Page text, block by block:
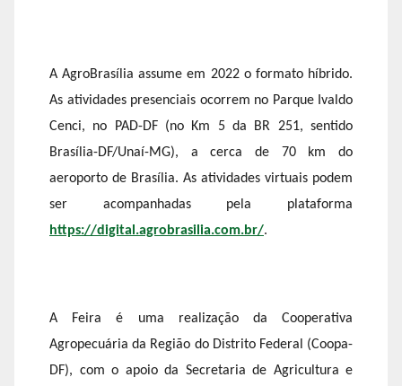
A AgroBrasília assume em 2022 o formato híbrido.
As atividades presenciais ocorrem no Parque Ivaldo
Cenci, no PAD-DF (no Km 5 da BR 251, sentido
Brasília-DF/Unaí-MG), a cerca de 70 km do
aeroporto de Brasília. As atividades virtuais podem
ser acompanhadas pela plataforma
https://digital.agrobrasilia.com.br/.
A Feira é uma realização da Cooperativa
Agropecuária da Região do Distrito Federal (Coopa-
DF), com o apoio da Secretaria de Agricultura e